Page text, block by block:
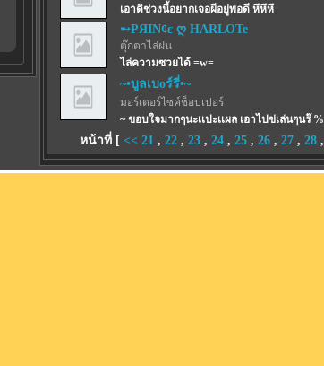
เอาดิช่วงนี้อยากเจอผีอยู่พอดี หึหึหึ
➸PЯIN¢ε ღ HARLOTe
ตุ๊กตาไล่ฝน
ไล่ความซวยได้ =w=
~•บูลเบoร์รี่•~
มอร์เตอร์ไซค์ช็อปเปอร์
~ ขอบใจมากๆนะเเปะเเผล เอาไปข่เล่นๆนร๊ %
หน้าที่ [ << 21 , 22, 23, 24, 25, 26, 27, 28,